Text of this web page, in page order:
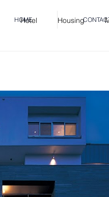
HOME
Hotel Housing